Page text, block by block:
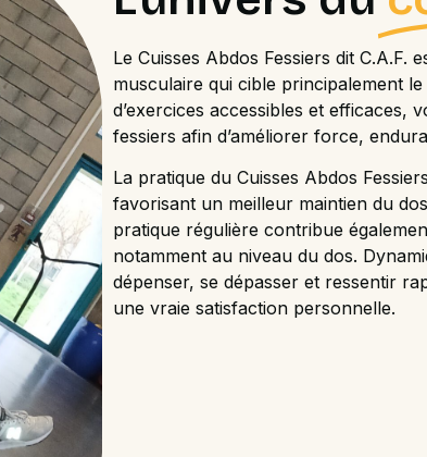
Le Cuisses Abdos Fessiers dit
musculaire qui cible principalement
d’exercices accessibles et efficaces,
fessiers afin d’améliorer force,
La pratique du Cuisses Abdos
favorisant un meilleur maintien du
pratique régulière contribue
notamment au niveau du dos.
dépenser, se dépasser et ressentir
une vraie satisfaction personnelle.